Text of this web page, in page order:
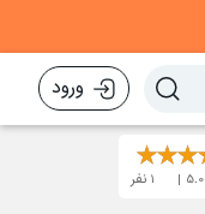
ورود
5.0
1 نفر